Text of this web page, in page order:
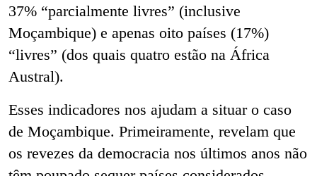
37% “parcialmente livres” (inclusive
Moçambique) e apenas oito países (17%)
“livres” (dos quais quatro estão na África
Austral).
Esses indicadores nos ajudam a situar o caso
de Moçambique. Primeiramente, revelam que
os revezes da democracia nos últimos anos não